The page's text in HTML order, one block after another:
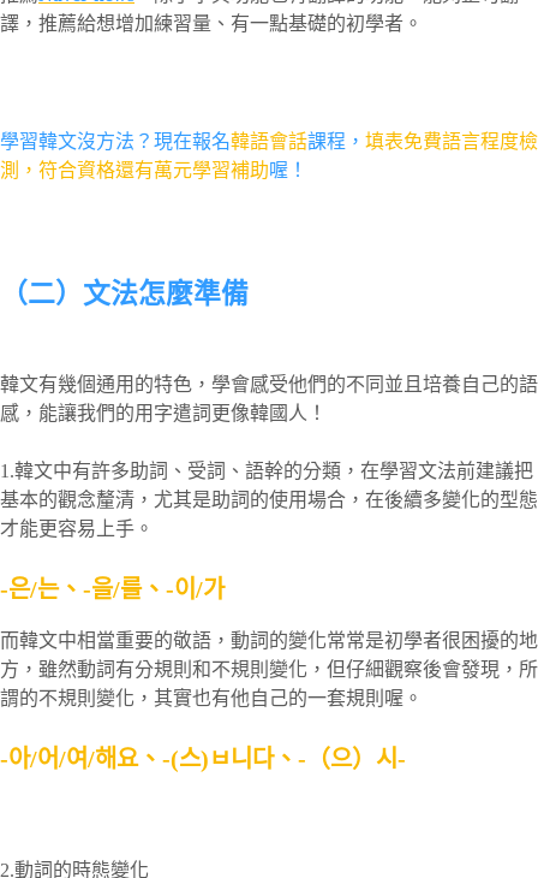
譯，推薦給想增加練習量、有一點基礎的初學者。
學習韓文沒方法？現在報名韓語會話課程， 填表免費語言程度檢
測，符合資格還有萬元學習補助喔！
（二）文法怎麼準備
韓文有幾個通用的特色，學會感受他們的不同並且培養自己的語
感，能讓我們的用字遣詞更像韓國人！
1.韓文中有許多助詞、受詞、語幹的分類，在學習文法前建議把
基本的觀念釐清，尤其是助詞的使用場合，在後續多變化的型態
才能更容易上手。
-은/는、-을/를、-이/가
而韓文中相當重要的敬語，動詞的變化常常是初學者很困擾的地
方，雖然動詞有分規則和不規則變化，但仔細觀察後會發現，所
謂的不規則變化，其實也有他自己的一套規則喔。
-아/어/여/해요、-(스)ㅂ니다、-（으）시-
2.動詞的時態變化